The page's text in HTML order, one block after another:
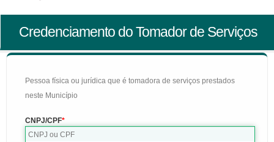
Credenciamento do Tomador de Serviços
Pessoa física ou jurídica que é tomadora de serviços prestados
neste Município
CNPJ/CPF